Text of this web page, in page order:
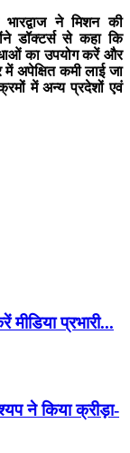
ने मिशन की
डॉक्टर्स से कहा कि
का उपयोग करें और
अपेक्षित कमी लाई जा
में अन्य प्रदेशों एवं
प्रभारी...
ने किया क्रीड़ा-